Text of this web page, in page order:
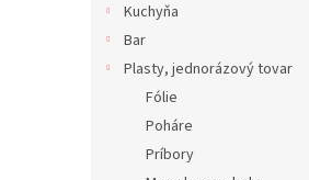
Kuchyňa
Bar
Plasty, jednorázový tovar
Fólie
Poháre
Príbory